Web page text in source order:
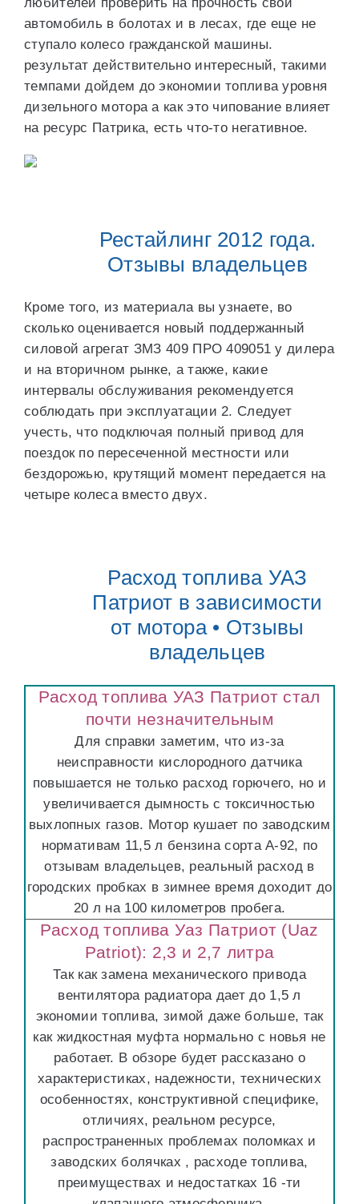
автомобиль в болотах и в лесах, где еще не
ступало колесо гражданской машины.
результат действительно интересный, такими
темпами дойдем до экономии топлива уровня
дизельного мотора а как это чипование влияет
на ресурс Патрика, есть что-то негативное.
Рестайлинг 2012 года.
Отзывы владельцев
Кроме того, из материала вы узнаете, во
сколько оценивается новый поддержанный
силовой агрегат ЗМЗ 409 ПРО 409051 у дилера
и на вторичном рынке, а также, какие
интервалы обслуживания рекомендуется
соблюдать при эксплуатации 2. Следует
учесть, что подключая полный привод для
поездок по пересеченной местности или
бездорожью, крутящий момент передается на
четыре колеса вместо двух.
Расход топлива УАЗ
Патриот в зависимости
от мотора • Отзывы
владельцев
Расход топлива УАЗ Патриот стал
почти незначительным
Для справки заметим, что из-за
неисправности кислородного датчика
повышается не только расход горючего, но и
увеличивается дымность с токсичностью
выхлопных газов. Мотор кушает по заводским
нормативам 11,5 л бензина сорта А-92, по
отзывам владельцев, реальный расход в
городских пробках в зимнее время доходит до
20 л на 100 километров пробега.
Расход топлива Уаз Патриот (Uaz
Patriot): 2,3 и 2,7 литра
Так как замена механического привода
вентилятора радиатора дает до 1,5 л
экономии топлива, зимой даже больше, так
как жидкостная муфта нормально с новья не
работает. В обзоре будет рассказано о
характеристиках, надежности, технических
особенностях, конструктивной специфике,
отличиях, реальном ресурсе,
распространенных проблемах поломках и
заводских болячках , расходе топлива,
преимуществах и недостатках 16 -ти